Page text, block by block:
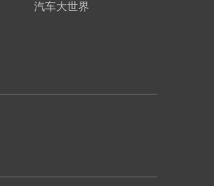
汽车大世界